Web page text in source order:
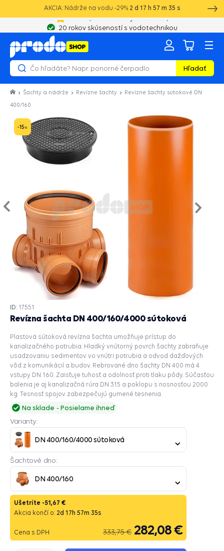
AKCIA: Nádrže na vodu -29% 2 d 17 h 57 m 34 s
20 rokov skúseností s vodotechnikou
Hľadať
Šachty a nádrže Revízne šachty Revízne šachty sútokové DN
400/160
-15%
Revízna šachta DN 400/160/4000 sútoková
ID: 17551
Plastová sútoková revízna šachta umožňuje prístup do
kanalizačného potrubia. Hladký vnútorný povrch šachty zabraňuje
usadzovaniu sedimentov vo vnútri potrubia a odvod dažďových
vôd z komunikácií a budov. Rebrované dno šachty DN 400 má 4
vstupy DN 160. Zaisťuje tuhosť a odolnosť proti tlaku pôdy. Súčasťou
balenia je aj kanalizačná rúra DN 315 a poklopu s nosnosťou 2000
kg. Tesnosť spojov zabezpečujú gumené tesnenia.
Na sklade
Posielame ihneď
Varianty:
DN 400/160/4000 sútoková
Šachtové dno:
DN 400/160
Ušetríte -51,67 €
Akcia končí o: 2d 17 h 57m 34s
Cena s DPH 333,75 € 282,08 €